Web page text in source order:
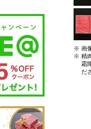
画
精
霜
だ